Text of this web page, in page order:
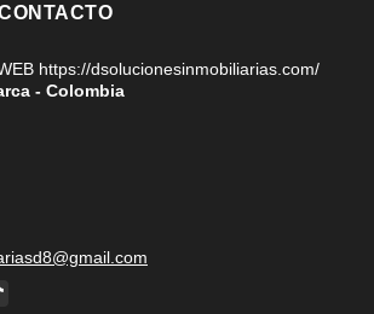
https://dsolucionesinmobiliarias.com/
- Colombia